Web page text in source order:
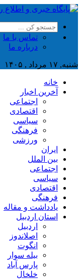
تماس با ما
درباره ما
شنبه, ۱۷ مرداد , ۱۴۰۵
خانه
آخرین اخبار
اجتماعی
اقتصادی
سیاسی
فرهنگی
ورزشی
ایران
بین الملل
اجتماعی
سیاسی
اقتصادی
فرهنگی
یادداشت و مقاله
استان اردبیل
اردبیل
اصلاندوز
انگوت
بیله سوار
پارس آباد
خلخال